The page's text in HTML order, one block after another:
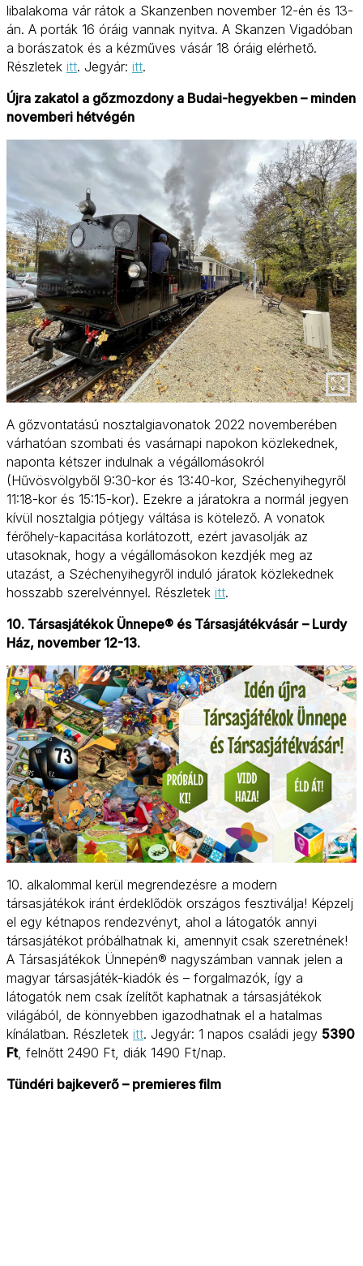
libalakoma vár rátok a Skanzenben november 12-én és 13-
án. A porták 16 óráig vannak nyitva. A Skanzen Vigadóban
a borászatok és a kézműves vásár 18 óráig elérhető.
Részletek itt. Jegyár: itt.
Újra zakatol a gőzmozdony a Budai-hegyekben – minden
novemberi hétvégén
A gőzvontatású nosztalgiavonatok 2022 novemberében
várhatóan szombati és vasárnapi napokon közlekednek,
naponta kétszer indulnak a végállomásokról
(Hűvösvölgyből 9:30-kor és 13:40-kor, Széchenyihegyről
11:18-kor és 15:15-kor). Ezekre a járatokra a normál jegyen
kívül nosztalgia pótjegy váltása is kötelező. A vonatok
férőhely-kapacitása korlátozott, ezért javasolják az
utasoknak, hogy a végállomásokon kezdjék meg az
utazást, a Széchenyihegyről induló járatok közlekednek
hosszabb szerelvénnyel. Részletek itt.
10. Társasjátékok Ünnepe® és Társasjátékvásár – Lurdy
Ház, november 12-13.
10. alkalommal kerül megrendezésre a modern
társasjátékok iránt érdeklődök országos fesztiválja! Képzelj
el egy kétnapos rendezvényt, ahol a látogatók annyi
társasjátékot próbálhatnak ki, amennyit csak szeretnének!
A Társasjátékok Ünnepén® nagyszámban vannak jelen a
magyar társasjáték-kiadók és – forgalmazók, így a
látogatók nem csak ízelítőt kaphatnak a társasjátékok
világából, de könnyebben igazodhatnak el a hatalmas
kínálatban. Részletek itt. Jegyár: 1 napos családi jegy 5390
Ft, felnőtt 2490 Ft, diák 1490 Ft/nap.
Tündéri bajkeverő – premieres film